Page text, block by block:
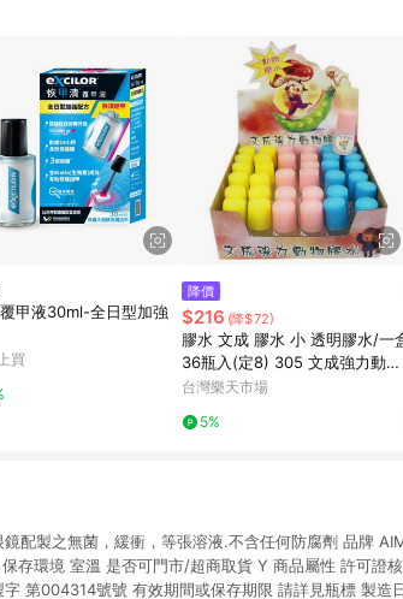
甲液30ml-全日型加強
買
降價
$216 (降$72)
膠水 文成 膠水 小 透明膠水/一
36瓶入(定8) 305 文成強力動物
膠水 台灣製【APP滿額下單10%
31止
台灣樂天市場
5%
配製之無菌，緩衝，等張溶液.不含任何防腐劑 品牌
存環境 室溫 是否可門市/超商取貨 Y 商品屬性 許可證
第004314號號 有效期間或保存期限 請詳見瓶標 製造